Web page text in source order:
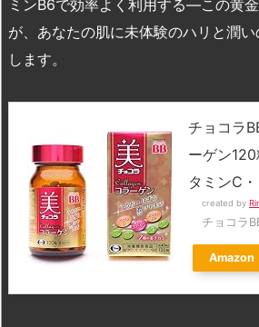
ミンB6で効率よく利用する—この黄
が、あなたの肌に未体験のハリと潤
します。
チョコラ
ーゲン
タミンC
created by
チョコラ
Amazon